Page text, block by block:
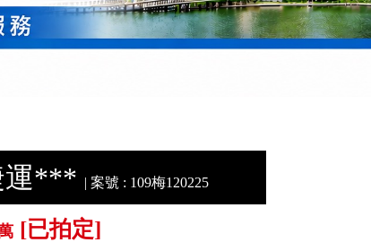
運*** | 案號 : 109梅120225
[已拍定]